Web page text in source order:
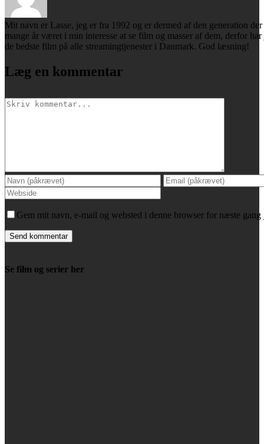
Mit navn er Lasse, jeg er fra 1992 og er dermed af den generation
mange år været i min interesse at se film og masser af dem, derfor
de bedste film på alle streamingtjenester i Danmark. God læsning!
Læg en kommentar
Comment
Gem mit navn, e-mail og websted i denne browser for næste gang
Se film og serier her